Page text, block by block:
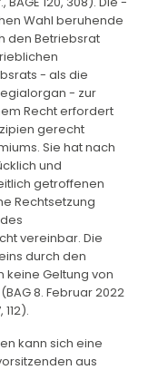
Wahl beruhende
den Betriebsrat
- als die
- zur
Recht erfordert
gerecht
Sie hat nach
und
getroffenen
Rechtsetzung
vereinbar. Die
durch den
keine Geltung von
8. Februar 2022
kann sich eine
aus